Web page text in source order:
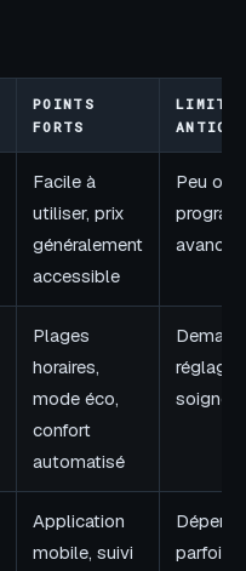
POINTS
FORTS
Facile à
utiliser, prix
généralement
accessible
Peu ou
avancée
Plages
horaires,
mode éco,
confort
automatisé
réglage
soigné
Application
mobile, suivi
Dépend
parfois